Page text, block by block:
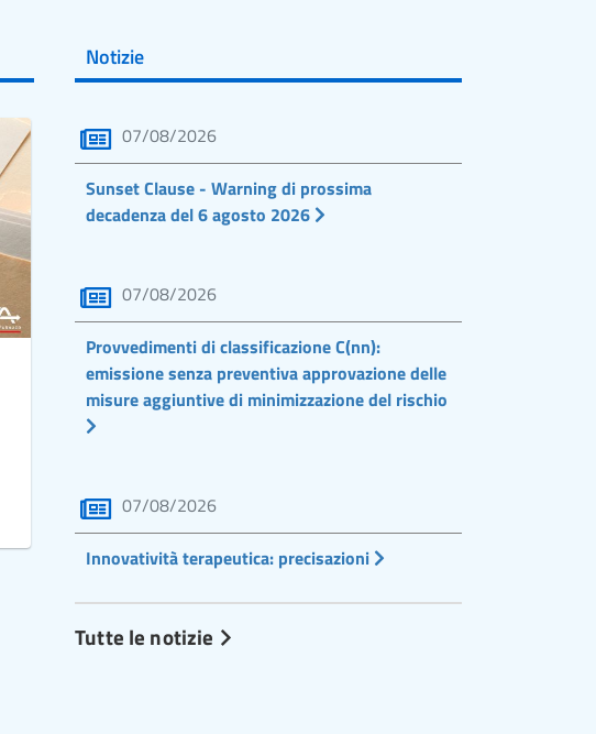
Notizie
07/08/2026
Sunset Clause - Warning di prossima
decadenza del 6 agosto 2026
07/08/2026
Provvedimenti di classificazione C(nn):
emissione senza preventiva approvazione delle
misure aggiuntive di minimizzazione del rischio
07/08/2026
Innovatività terapeutica: precisazioni
Tutte le notizie